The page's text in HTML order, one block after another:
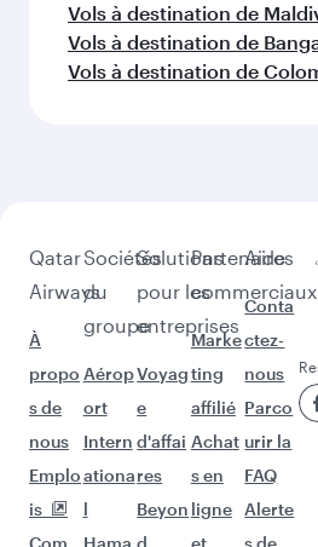
Vols à destination de
Vols à destination de
Vols à destination de
Qatar
Airways
À
propo
s de
nous
Emplo
is
Com
Sociétés
du
groupe
Aérop
ort
Intern
ationa
l
Hama
Solutions
pour les
entreprises
Voyag
e
d'affai
res
Beyon
d
Partenaires
commerciaux
Marke
ting
affilié
Achat
s en
ligne
et
Aide
Conta
ctez-
nous
Parco
urir la
FAQ
Alerte
s de